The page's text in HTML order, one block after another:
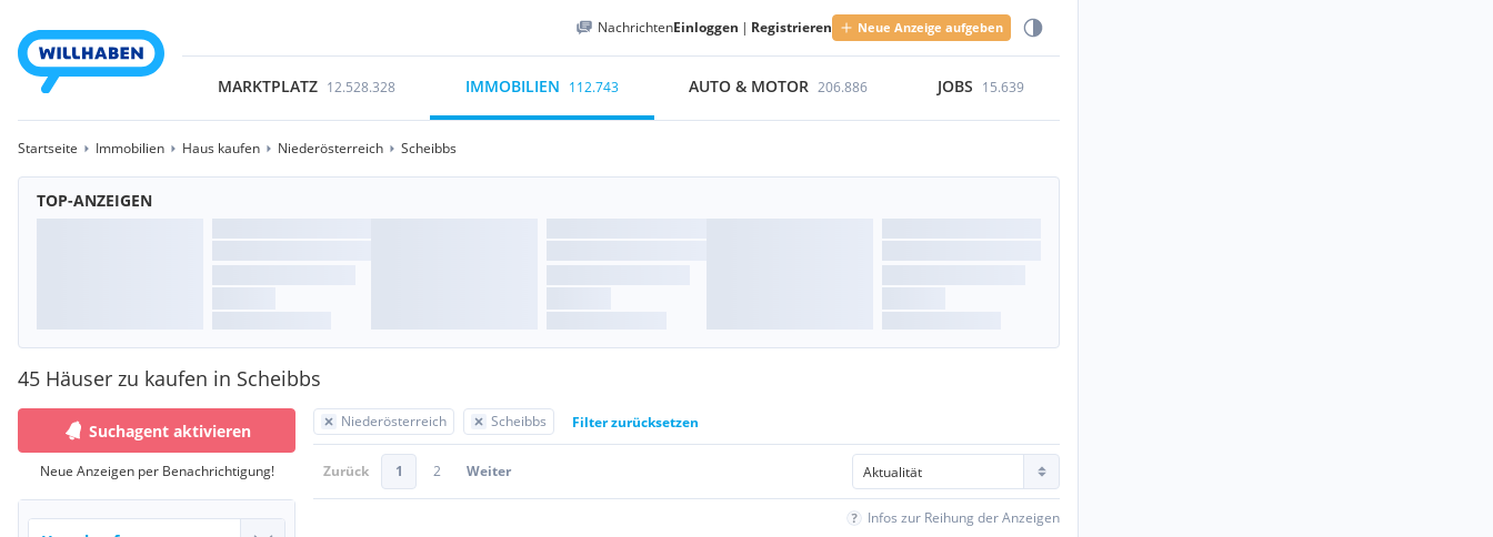
NachrichtenEinloggen | Registrieren Neue Anzeige aufgeben
MARKTPLATZ 12.528.328 IMMOBILIEN 112.743 AUTO & MOTOR 206.886 JOBS 15.639
Startseite Immobilien Haus kaufen Niederösterreich Scheibbs
TOP-ANZEIGEN
45 Häuser zu kaufen in Scheibbs
Suchagent aktivieren
Neue Anzeigen per Benachrichtigung!
Niederösterreich Scheibbs Filter zurücksetzen
Zurück 1 2 Weiter
Infos zur Reihung der Anzeigen